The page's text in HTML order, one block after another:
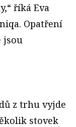
říká Eva
Opatření
jsou
z trhu vyjde
stovek